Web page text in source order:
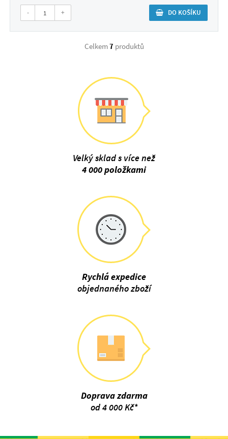
- + DO KOŠÍKU
Celkem7 produktů
Velký sklad s více než
4 000 položkami
Rychlá expedice
objednaného zboží
Doprava zdarma
od 4 000 Kč*